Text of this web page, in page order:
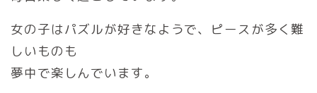
女の子はパズルが好きなようで、ピースが多く難
しいものも
夢中で楽しんでいます。